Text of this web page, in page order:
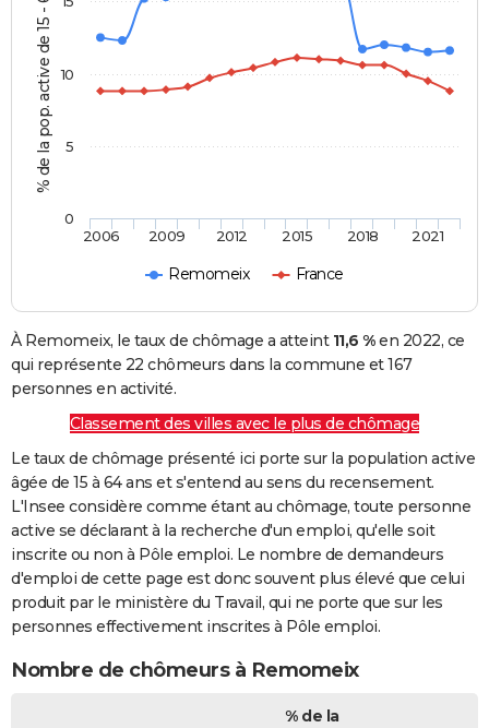
% de la pop. active de 15 - 64 ans
Remomeix France
2006 2009 2012 2015 2018 2021
0
5
10
À Remomeix, le taux de chômage a atteint 11,6 %en 2022, ce
qui représente 22 chômeurs dans la commune et 167
personnes en activité.
Classement des villes avec le plus de chômage
Le taux de chômage présenté ici porte sur la population active
âgée de 15 à 64 ans et s'entend au sens du recensement.
L'Insee considère comme étant au chômage, toute personne
active se déclarant à la recherche d'un emploi, qu'elle soit
inscrite ou non à Pôle emploi. Le nombre de demandeurs
d'emploi de cette page est donc souvent plus élevé que celui
produit par le ministère du Travail, qui ne porte que sur les
personnes effectivement inscrites à Pôle emploi.
Nombre de chômeurs à Remomeix
% de la